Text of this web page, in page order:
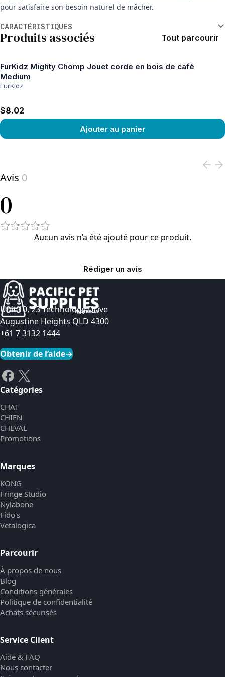
pour satisfaire son besoin naturel de mâcher.
CARACTÉRISTIQUES
Produits associés Tout parcourir
FurKidz Mighty Chomp Jouet corde en bois de café
Medium
FurKidz
$8.02
Ajouter au panier
Avis 0
0
Aucun avis n’a été ajouté pour ce produit.
Rédiger un avis
Unit 10, 23 Technology Drive
Augustine Heights QLD 4300
+61 7 3132 1444
Obtenir de l’aide→
Catégories
CHAT
CHIEN
CHEVAL
Promotions
Marques
KONG
Fringe Studio
Nylabone
Fido's
Vetalogica
Parcourir
À propos de nous
Blog
Conditions générales
Politique de confidentialité
Achats sécurisés
Service Client
Aide & FAQ
Nous contacter